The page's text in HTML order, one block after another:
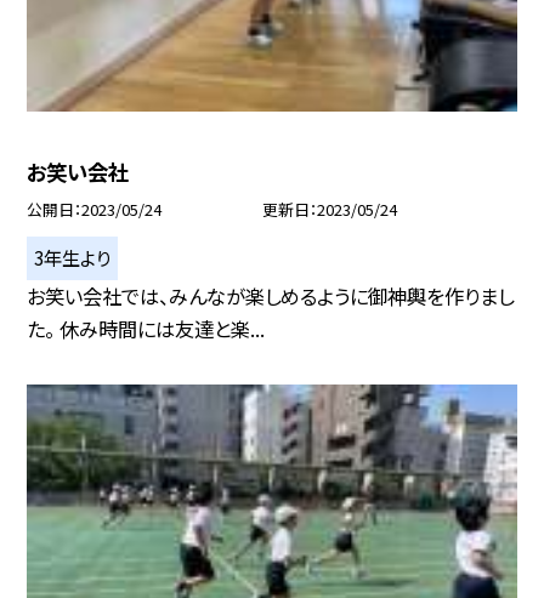
お笑い会社
公開日 2023/05/24 更新日 2023/05/24
3年生より
お笑い会社では、みんなが楽しめるように御神輿を作りまし
た。 休み時間には友達と楽...